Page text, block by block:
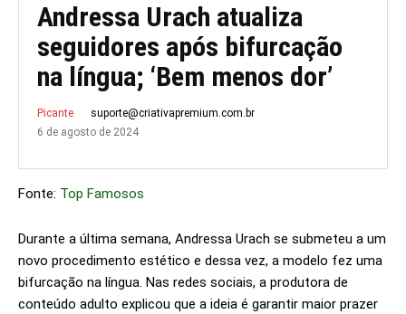
Andressa Urach atualiza
seguidores após bifurcação
na língua; ‘Bem menos dor’
Picante
suporte@criativapremium.com.br
6 de agosto de 2024
Fonte: Top Famosos
Durante a última semana, Andressa Urach se submeteu a um
novo procedimento estético e dessa vez, a modelo fez uma
bifurcação na língua. Nas redes sociais, a produtora de
conteúdo adulto explicou que a ideia é garantir maior prazer